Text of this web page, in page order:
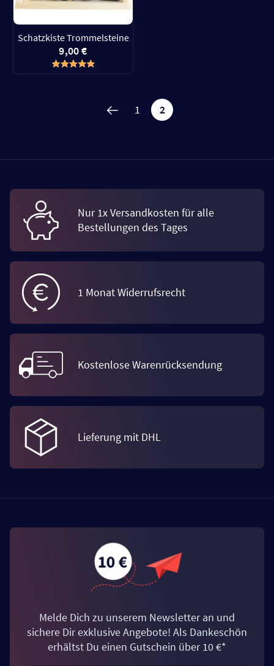
Schatzkiste Trommelsteine
9,00 €
1 2
Nur 1x Versandkosten für alle
Bestellungen des Tages
1 Monat Widerrufsrecht
Kostenlose Warenrücksendung
Lieferung mit DHL
Melde Dich zu unserem Newsletter an und
sichere Dir exklusive Angebote! Als Dankeschön
erhältst Du einen Gutschein über 10 €*